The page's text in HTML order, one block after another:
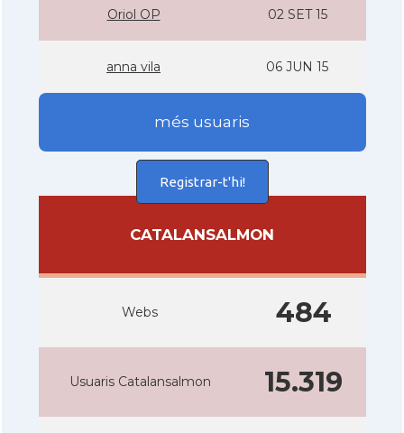
Oriol OP 02 SET 15
anna vila 06 JUN 15
més usuaris
Registrar-t'hi!
CATALANSALMON
Webs 484
Usuaris Catalansalmon 15.319